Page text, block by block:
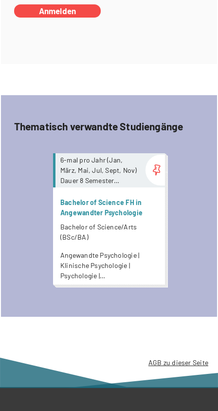
Anmelden
Thematisch verwandte Studiengänge
6-mal pro Jahr (Jan,
März, Mai, Jul, Sept, Nov)
Dauer 8 Semester
Anwesenheitspflicht. Ab
Mai 2026 stehen
zur Verfügung.
Bachelor of Science FH in
Angewandter Psychologie
Bachelor of Science/Arts
(BSc/BA)
Angewandte Psychologie |
Klinische Psychologie |
Psychologie |
Wirtschaftspsychologie
more...
AGB zu dieser Seite